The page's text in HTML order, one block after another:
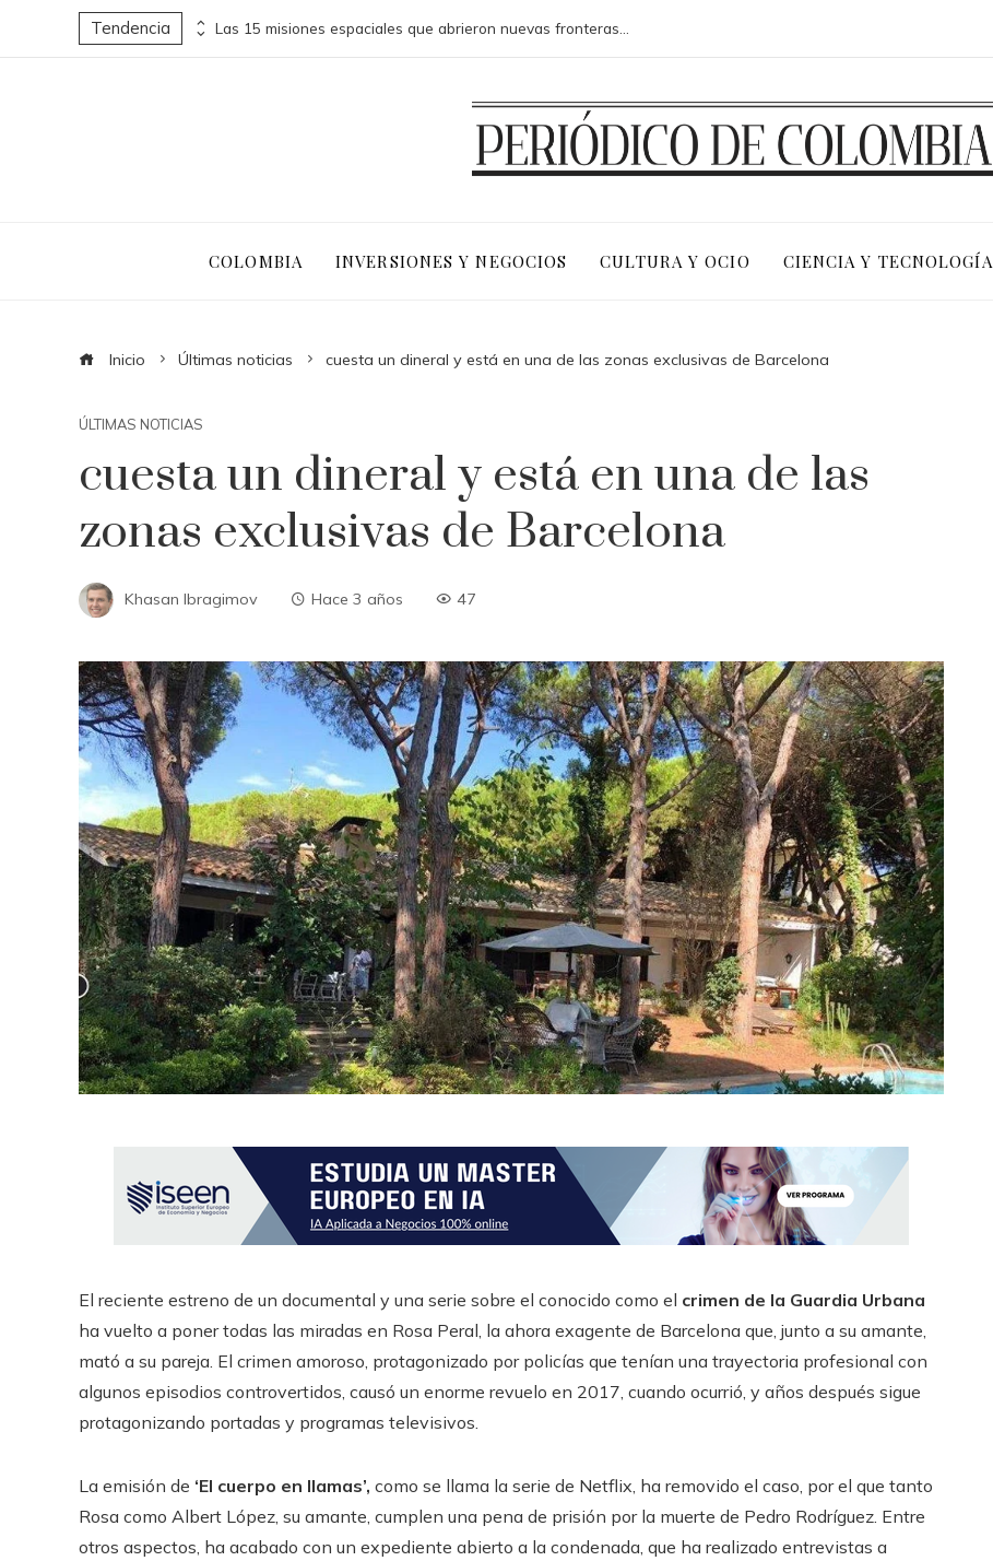
Tendencia Fuentes naturales de vitamina C para una dieta equilibrada y saludable
COLOMBIA INVERSIONES Y NEGOCIOS CULTURA Y OCIO CIENCIA Y TECNOLOGÍA
Inicio Últimas noticias cuesta un dineral y está en una de las zonas exclusivas de Barcelona
ÚLTIMAS NOTICIAS
cuesta un dineral y está en una de las
zonas exclusivas de Barcelona
Khasan Ibragimov Hace 3 años 47
El reciente estreno de un documental y una serie sobre el conocido como el crimen de la Guardia Urbana
ha vuelto a poner todas las miradas en Rosa Peral, la ahora exagente de Barcelona que, junto a su amante,
mató a su pareja. El crimen amoroso, protagonizado por policías que tenían una trayectoria profesional con
algunos episodios controvertidos, causó un enorme revuelo en 2017, cuando ocurrió, y años después sigue
protagonizando portadas y programas televisivos.
La emisión de ‘El cuerpo en llamas’, como se llama la serie de Netflix, ha removido el caso, por el que tanto
Rosa como Albert López, su amante, cumplen una pena de prisión por la muerte de Pedro Rodríguez. Entre
otros aspectos, ha acabado con un expediente abierto a la condenada, que ha realizado entrevistas a